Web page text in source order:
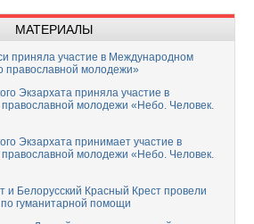
МАТЕРИАЛЫ
приняла участие в Международном
православной молодежи»
Экзархата приняла участие в
молодежи «Небо. Человек.
Экзархата принимает участие в
молодежи «Небо. Человек.
и Белорусский Красный Крест провели
гуманитарной помощи